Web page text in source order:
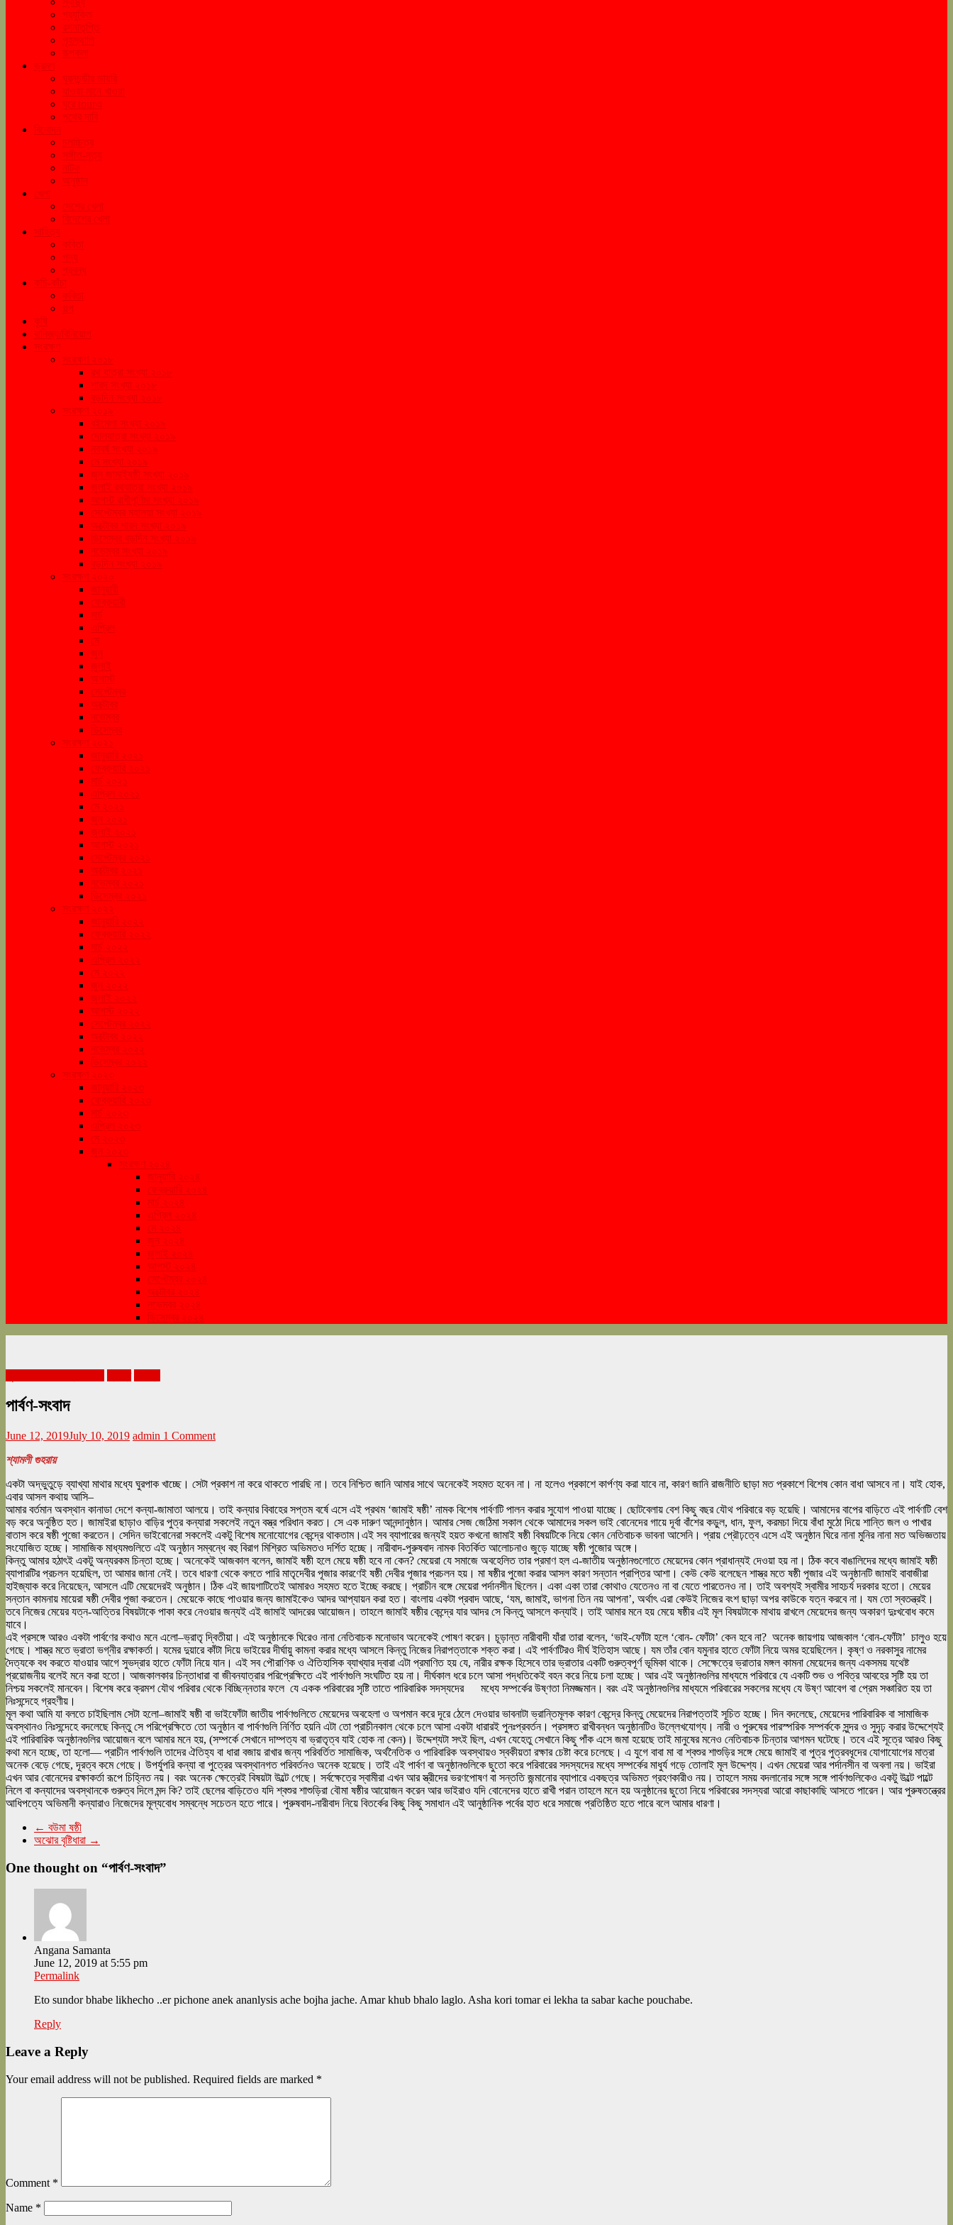
প্রযুক্তি
রসনাতৃপ্তি
গৃহস্থালি
রূপকলা
ভ্রমণ
ঘুরনচন্ডীর ডায়রি
যাওয়া মানে খাওয়া
ঘুরে tourএ
পথের দাবি
বিনোদন
চলচ্চিত্র
সঙ্গীত-নৃত্য
নাটক
অনুষ্ঠান
খেলা
দেশের খেলা
বিদেশের খেলা
সাহিত্য
কবিতা
গদ্য
প্রবন্ধ
কচি-কাঁচা
কবিতা
গল্প
কৃষি
বানিজ্য/বিনিয়োগ
সংরক্ষণ
সংরক্ষণ ২০১৮
রথ যাত্রা সংখ্যা ২০১৮
শারদ সংখ্যা ২০১৮
বড়দিন সংখ্যা ২০১৮
সংরক্ষণ ২০১৯
বইমেলা সংখ্যা ২০১৯
দোলযাত্রা সংখ্যা ২০১৯
নববর্ষ সংখ্যা ২০১৯
মে সংখ্যা ২০১৯
জুন জামাইষষ্ঠী সংখ্যা ২০১৯
জুলাই রথযাত্রা সংখ্যা ২০১৯
আগস্ট রাখীপূর্ণিমা সংখ্যা ২০১৯
সেপ্টেম্বর মহালয়া সংখ্যা ২০১৯
অক্টোবর শারদ সংখ্যা ২০১৯
ডিসেম্বর বড়দিন সংখ্যা ২০১৯
নভেম্বর সংখ্যা ২০১৯
বড়দিন সংখ্যা ২০১৯
সংরক্ষণ ২০২০
জানুয়ারী
ফেব্রুয়ারী
মার্চ
এপ্রিল
মে
জুন
জুলাই
অগাস্ট
সেপ্টেম্বর
অক্টোবর
নভেম্বর
ডিসেম্বর
সংরক্ষণ ২০২১
জানুয়ারি ২০২১
ফেব্রুয়ারি ২০২১
মার্চ ২০২১
এপ্রিল ২০২১
মে ২০২১
জুন ২০২১
জুলাই ২০২১
আগস্ট ২০২১
সেপ্টেম্বর ২০২১
অক্টোবর ২০২১
নভেম্বর ২০২১
ডিসেম্বর ২০২১
সংরক্ষণ ২০২২
জানুয়ারি ২০২২
ফেব্রুয়ারি ২০২২
মার্চ ২০২২
এপ্রিল ২০২২
মে ২০২২
জুন ২০২২
জুলাই ২০২২
আগস্ট ২০২২
সেপ্টেম্বর ২০২২
অক্টোবর ২০২২
নভেম্বর ২০২২
ডিসেম্বর ২০২২
সংরক্ষণ ২০২৩
জানুয়ারি ২০২৩
ফেব্রুয়ারি ২০২৩
মার্চ ২০২৩
এপ্রিল ২০২৩
মে ২০২৩
জুন ২০২৩
সংরক্ষণ ২০২৪
জানুয়ারি ২০২৪
ফেব্রুয়ারি ২০২৪
মার্চ ২০২৪
এপ্রিল ২০২৪
মে ২০২৪
জুন ২০২৪
জুলাই ২০২৪
আগস্ট ২০২৪
সেপ্টেম্বর ২০২৪
অক্টোবর ২০২৪
নভেম্বর ২০২৪
ডিসেম্বর ২০২৪
পার্বণ-সংবাদ
June 12, 2019July 10, 2019 admin 1 Comment
শ্যামলী গুহরায়
একটা অদ্ভুতুড়ে ব্যাখ্যা মাথার মধ্যে ঘুরপাক খাচ্ছে। সেটা প্রকাশ না করে থাকতে পারছি না। তবে নিশ্চিত জানি আমার সাথে অনেকেই সহমত হবেন না। না হলেও প্রকাশে কার্পণ্য করা যাবে না, কারণ জানি রাজনীতি ছাড়া মত প্রকাশে বিশেষ কোন বাধা আসবে না। যাই হোক,
এবার আসল কথায় আসি–
আমার বর্তমান অবস্থান কানাডা দেশে কন্যা-জামাতা আলয়ে। তাই কন্যার বিবাহের সপ্তম বর্ষে এসে এই প্রথম ‘জামাই ষষ্ঠী’ নামক বিশেষ পার্বণটি পালন করার সুযোগ পাওয়া যাচ্ছে। ছোটবেলায় বেশ কিছু বছর যৌথ পরিবারে বড় হয়েছি। আমাদের বাপের বাড়িতে এই পার্বণটি বেশ
বড় করে অনুষ্ঠিত হত। জামাইরা ছাড়াও বাড়ির পুত্র কন্যারা সকলেই নতুন বস্ত্র পরিধান করত। সে এক দারুণ আনন্দানুষ্ঠান। আমার সেজ জেঠিমা সকাল থেকে আমাদের সকল ভাই বোনেদের গায়ে দূর্বা বাঁশের কড়ুল, ধান, ফুল, করমচা দিয়ে বাঁধা মুঠো দিয়ে শান্তি জল ও পাখার
বাতাস করে ষষ্ঠী পুজো করতেন। সেদিন ভাইবোনেরা সকলেই একটু বিশেষ মনোযোগের কেন্দ্রে থাকতাম।এই সব ব্যাপারের জন্যই হয়ত কখনো জামাই ষষ্ঠী বিষয়টিকে নিয়ে কোন নেতিবাচক ভাবনা আসেনি। প্রায় প্রৌঢ়ত্বে এসে এই অনুষ্ঠান ঘিরে নানা মুনির নানা মত অভিজ্ঞতায়
সংযোজিত হচ্ছে। সামাজিক মাধ্যমগুলিতে এই অনুষ্ঠান সম্বন্ধে বহু বিরাগ মিশ্রিত অভিমতও দর্শিত হচ্ছে। নারীবাদ-পুরুষবাদ নামক বিতর্কিত আলোচনাও জুড়ে যাচ্ছে ষষ্ঠী পুজোর অঙ্গে।
কিন্তু আমার হঠাৎই একটু অন্যরকম চিন্তা হচ্ছে। অনেকেই আজকাল বলেন, জামাই ষষ্ঠী হলে মেয়ে ষষ্ঠী হবে না কেন? মেয়েরা যে সমাজে অবহেলিত তার প্রমাণ হল এ-জাতীয় অনুষ্ঠানগুলোতে মেয়েদের কোন প্রাধান্যই দেওয়া হয় না। ঠিক কবে বাঙালিদের মধ্যে জামাই ষষ্ঠী
ব্যাপারটির প্রচলন হয়েছিল, তা আমার জানা নেই। তবে ধারণা থেকে বলতে পারি মাতৃদেবীর পূজার কারণেই ষষ্ঠী দেবীর পূজার প্রচলন হয়। মা ষষ্ঠীর পুজো করার আসল কারণ সন্তান প্রাপ্তির আশা। কেউ কেউ বলেছেন শাস্ত্র মতে ষষ্ঠী পূজার এই অনুষ্ঠানটি জামাই বাবাজীরা
হাইজ্যাক করে নিয়েছেন, আসলে এটি মেয়েদেরই অনুষ্ঠান। ঠিক এই জায়গাটিতেই আমারও সহমত হতে ইচ্ছে করছে। প্রাচীন বঙ্গে মেয়েরা পর্দানসীন ছিলেন। একা একা তারা কোথাও যেতেনও না বা যেতে পারতেনও না। তাই অবশ্যই স্বামীর সাহচর্য দরকার হতো। মেয়ের
সন্তান কামনায় মায়েরা ষষ্ঠী দেবীর পূজা করতেন। মেয়েকে কাছে পাওয়ার জন্য জামাইকেও আদর আপ্যায়ন করা হত। বাংলায় একটা প্রবাদ আছে, ‘যম, জামাই, ভাগনা তিন নয় আপনা’, অর্থাৎ এরা কেউই নিজের বংশ ছাড়া অপর কাউকে যত্ন করবে না। যম তো স্বতন্ত্রই।
তবে নিজের মেয়ের যত্ন-আত্তির বিষয়টাকে পাকা করে নেওয়ার জন্যই এই জামাই আদরের আয়োজন। তাহলে জামাই ষষ্ঠীর কেন্দ্রে যার আদর সে কিন্তু আসলে কন্যাই। তাই আমার মনে হয় মেয়ে ষষ্ঠীর এই মূল বিষয়টাকে মাথায় রাখলে মেয়েদের জন্য অকারণ দুঃখবোধ কমে
যাবে।
এই প্রসঙ্গে আরও একটা পার্বণের কথাও মনে এলো–ভ্রাতৃ দ্বিতীয়া। এই অনুষ্ঠানকে ঘিরেও নানা নেতিবাচক মনোভাব অনেকেই পোষণ করেন। চূড়ান্ত নারীবাদী যাঁরা তারা বলেন, ‘ভাই-ফোঁটা হলে ‘বোন- ফোঁটা’ কেন হবে না? অনেক জায়গায় আজকাল ‘বোন-ফোঁটা’ চালুও হয়ে
গেছে। শাস্ত্র মতে ভ্রাতা ভগ্নীর রক্ষাকর্তা। যমের দুয়ারে কাঁটা দিয়ে ভাইয়ের দীর্ঘায়ু কামনা করার মধ্যে আসলে কিন্তু নিজের নিরাপত্তাকে শক্ত করা। এই পার্বণটিরও দীর্ঘ ইতিহাস আছে। যম তাঁর বোন যমুনার হাতে ফোঁটা নিয়ে অমর হয়েছিলেন। কৃষ্ণ ও নরকাসুর নামের
দৈত্যকে বধ করতে যাওয়ার আগে সুভদ্রার হাতে ফোঁটা নিয়ে যান। এই সব পৌরাণিক ও ঐতিহাসিক ব্যাখ্যার দ্বারা এটা প্রমাণিত হয় যে, নারীর রক্ষক হিসেবে তার ভ্রাতার একটি গুরুত্বপূর্ণ ভূমিকা থাকে। সেক্ষেত্রে ভ্রাতার মঙ্গল কামনা মেয়েদের জন্য একসময় যথেষ্ট
প্রয়োজনীয় বলেই মনে করা হতো। আজকালকার চিন্তাধারা বা জীবনযাত্রার পরিপ্রেক্ষিতে এই পার্বণগুলি সংঘটিত হয় না। দীর্ঘকাল ধরে চলে আসা পদ্ধতিকেই বহন করে নিয়ে চলা হচ্ছে। আর এই অনুষ্ঠানগুলির মাধ্যমে পরিবারে যে একটি শুভ ও পবিত্র আবহের সৃষ্টি হয় তা
নিশ্চয় সকলেই মানবেন। বিশেষ করে ক্রমশ যৌথ পরিবার থেকে বিচ্ছিন্নতার ফলে যে একক পরিবারের সৃষ্টি তাতে পারিবারিক সদস্যদের মধ্যে সম্পর্কের উষ্ণতা নিমজ্জমান। বরং এই অনুষ্ঠানগুলির মাধ্যমে পরিবারের সকলের মধ্যে যে উষ্ণ আবেগ বা প্রেম সঞ্চারিত হয় তা
নিঃসন্দেহে গ্রহণীয়।
মূল কথা আমি যা বলতে চাইছিলাম সেটা হলো–জামাই ষষ্ঠী বা ভাইফোঁটা জাতীয় পার্বণগুলিতে মেয়েদের অবহেলা ও অপমান করে দূরে ঠেলে দেওয়ার ভাবনাটা ভ্রান্তিমূলক কারণ কেন্দ্রে কিন্তু মেয়েদের নিরাপত্তাই সূচিত হচ্ছে। দিন বদলেছে, মেয়েদের পারিবারিক বা সামাজিক
অবস্থানও নিঃসন্দেহে বদলেছে কিন্তু সে পরিপ্রেক্ষিতে তো অনুষ্ঠান বা পার্বণগুলি নির্ণিত হয়নি এটা তো প্রাচীনকাল থেকে চলে আসা একটা ধারারই পুনঃপ্রবর্তন। প্রসঙ্গত রাখীবন্ধন অনুষ্ঠানটিও উল্লেখযোগ্য। নারী ও পুরুষের পারস্পরিক সম্পর্ককে সুন্দর ও সুদৃঢ় করার উদ্দেশ্যেই
এই পারিবারিক অনুষ্ঠানগুলির আয়োজন বলে আমার মনে হয়, (সম্পর্কে সেখানে দাম্পত্য বা ভ্রাতৃত্ব যাই হোক না কেন)। উদ্দেশ্যটা সৎই ছিল, এখন যেহেতু সেখানে কিছু পাঁক এসে জমা হয়েছে তাই মানুষের মনেও নেতিবাচক চিন্তার আগমন ঘটেছে। তবে এই সূত্রে আরও কিছু
কথা মনে হচ্ছে, তা হলো— প্রাচীন পার্বণগুলি তাদের ঐতিহ্য বা ধারা বজায় রাখার জন্য পরিবর্তিত সামাজিক, অর্থনৈতিক ও পারিবারিক অবস্থায়ও স্বকীয়তা রক্ষার চেষ্টা করে চলেছে। এ যুগে বাবা মা বা শ্বশুর শাশুড়ির সঙ্গে মেয়ে জামাই বা পুত্র পুত্রবধূদের যোগাযোগের মাত্রা
অনেক বেড়ে গেছে, দূরত্ব কমে গেছে। উপর্যুপরি কন্যা বা পুত্রের অবস্থানগত পরিবর্তনও অনেক হয়েছে। তাই এই পার্বণ বা অনুষ্ঠানগুলিকে ছুতো করে পরিবারের সদস্যদের মধ্যে সম্পর্কের মাধুর্য গড়ে তোলাই মূল উদ্দেশ্য। এখন মেয়েরা আর পর্দানসীন বা অবলা নয়। ভাইরা
এখন আর বোনেদের রক্ষাকর্তা রূপে চিহ্নিত নয়। বরং অনেক ক্ষেত্রেই বিষয়টা উল্টে গেছে। সর্বক্ষেত্রে স্বামীরা এখন আর স্ত্রীদের ভরণপোষণ বা সন্ততি জন্মানোর ব্যাপারে একছত্র অভিমত গ্রহণকারীও নয়। তাহলে সময় বদলানোর সঙ্গে সঙ্গে পার্বণগুলিকেও একটু উল্টে পাল্টে
নিলে বা কন্যাদের অবস্থানকে গুরুত্ব দিলে মন্দ কি? তাই ছেলের বাড়িতেও যদি শ্বশুর শাশুড়িরা বৌমা ষষ্ঠীর আয়োজন করেন আর ভাইরাও যদি বোনেদের হাতে রাখী পরান তাহলে মনে হয় অনুষ্ঠানের ছুতো নিয়ে পরিবারের সদস্যরা আরো কাছাকাছি আসতে পারেন। আর পুরুষতন্ত্রের
আধিপত্যে অভিমানী কন্যারাও নিজেদের মূল্যবোধ সম্বন্ধে সচেতন হতে পারে। পুরুষবাদ-নারীবাদ নিয়ে বিতর্কের কিছু কিছু সমাধান এই আনুষ্ঠানিক পর্বের হাত ধরে সমাজে প্রতিষ্ঠিত হতে পারে বলে আমার ধারণা।
← বউমা ষষ্ঠী
অঝোর বৃষ্টিধারা →
One thought on “পার্বণ-সংবাদ”
Angana Samanta
June 12, 2019 at 5:55 pm
Permalink
Eto sundor bhabe likhecho ..er pichone anek ananlysis ache bojha jache. Amar khub bhalo laglo. Asha kori tomar ei lekha ta sabar kache pouchabe.
Reply
Leave a Reply
Your email address will not be published. Required fields are marked *
Comment *
Name *